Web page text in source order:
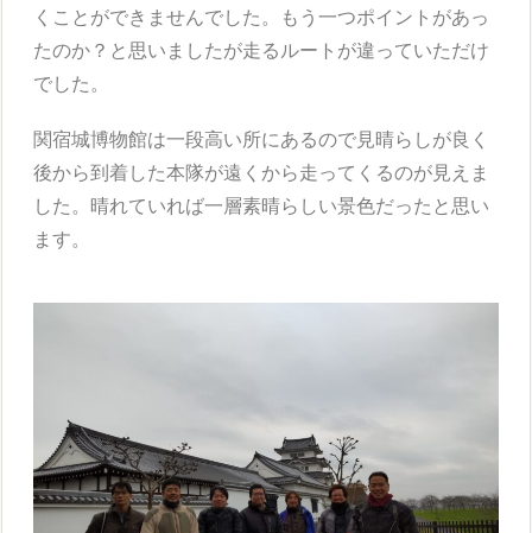
くことができませんでした。もう一つポイントがあっ
たのか？と思いましたが走るルートが違っていただけ
でした。
関宿城博物館は一段高い所にあるので見晴らしが良く
後から到着した本隊が遠くから走ってくるのが見えま
した。晴れていれば一層素晴らしい景色だったと思い
ます。